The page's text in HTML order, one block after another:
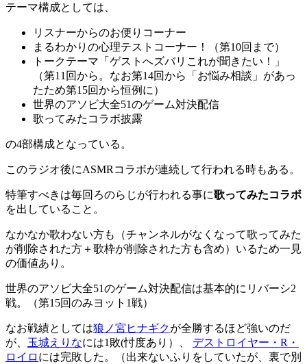
テーマ構成としては、
リスナーからのお便りコーナー
まるわかりの心理テストコーナー！（第10回まで）
トークテーマ「ゲストへズバリこれが聞きたい！」
（第11回から。なお第14回から「お悩み相談」があっ
たため第15回から恒例に）
世界のアソビ大全51のゲーム対決配信
歌ってみたコラボ披露
の4部構成となっている。
このラジオ後にASMRコラボが連続して行われる時もある。
特筆すべきは毎回ろのらじが行われる事に歌ってみたコラボ
を出していること。
なかなか歌わない方も（チャンネルがなくなって歌ってみた
が削除された方＋歌枠が削除された方も含め）いるため一見
の価値あり。
世界のアソビ大全51のゲーム対決配信は基本的にリバーシ2
戦。（第15回のみヨット1戦）
なお戦績としては狼ノ宮ヒナギクが全勝するほど強いのだ
が、 玉城えりなには1敗(忖度あり）、 デストロイヤー・R・
ロイロ には完敗した。（出来ないふりをしていたが、裏で別